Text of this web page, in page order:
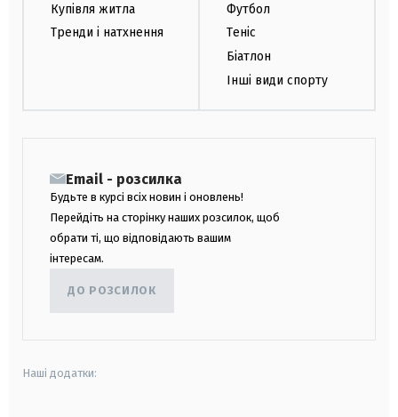
Купівля житла
Тренди і натхнення
Футбол
Теніс
Біатлон
Інші види спорту
Email - розсилка
Будьте в курсі всіх новин і оновлень!
Перейдіть на сторінку наших розсилок, щоб
обрати ті, що відповідають вашим
інтересам.
ДО РОЗСИЛОК
Наші додатки: